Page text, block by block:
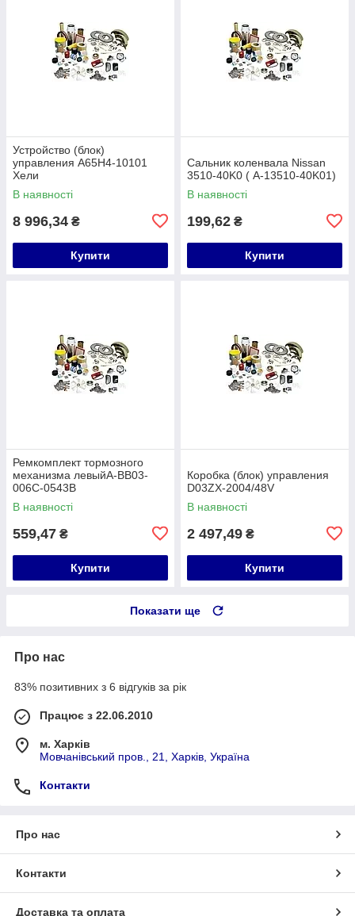
Устройство (блок)
управления A65H4-10101
Хели
В наявності
8 996,34 ₴
Купити
Сальник коленвала Nissan
3510-40K0 ( A-13510-40K01)
В наявності
199,62 ₴
Купити
Ремкомплект тормозного
механизма левыйA-BB03-
006C-0543B
В наявності
559,47 ₴
Купити
Коробка (блок) управления
D03ZX-2004/48V
В наявності
2 497,49 ₴
Купити
Показати ще
Про нас
83% позитивних з 6 відгуків за рік
Працює з 22.06.2010
м. Харків
Мовчанівський пров., 21, Харків, Україна
Контакти
Про нас
Контакти
Доставка та оплата